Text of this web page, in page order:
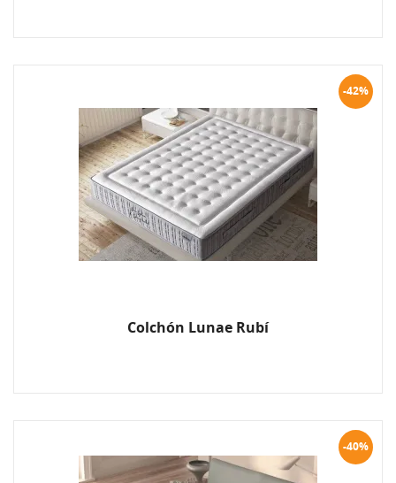
-42%
Colchón Lunae Rubí
-40%